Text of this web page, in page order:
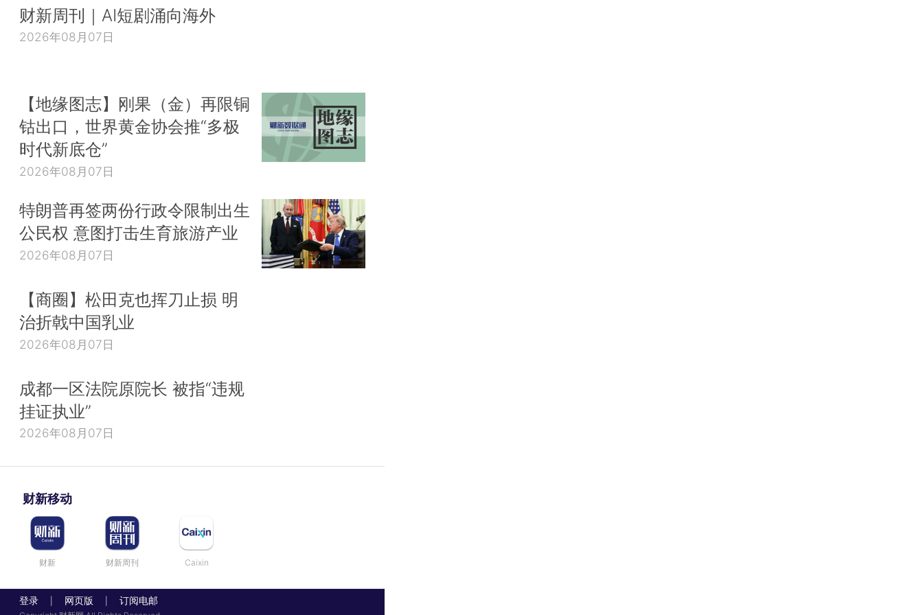
财新周刊｜AI短剧涌向海外
2026年08月07日
【地缘图志】刚果（金）再限铜
钴出口，世界黄金协会推“多极
时代新底仓”
2026年08月07日
特朗普再签两份行政令限制出生
公民权 意图打击生育旅游产业
2026年08月07日
【商圈】松田克也挥刀止损 明
治折戟中国乳业
2026年08月07日
成都一区法院原院长 被指“违规
挂证执业”
2026年08月07日
财新移动
财新 财新周刊 Caixin
登录 网页版 订阅电邮